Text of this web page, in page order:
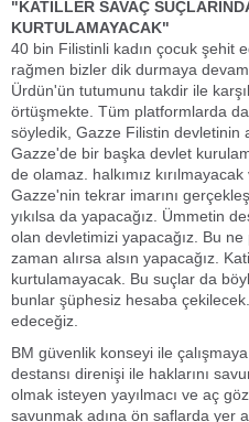
"KATİLLER SAVAÇ
KURTULAMAYACAK"
40 bin Filistinli kadın çocuk şehit
rağmen bizler dik durmaya
Ürdün'ün tutumunu takdir ile
örtüşmekte. Tüm platformlarda
söyledik, Gazze Filistin devletinin
Gazze'de bir başka devlet
de olamaz. halkımız
Gazze'nin tekrar imarını
yıkılsa da yapacağız. Ümmetin
olan devletimizi yapacağız. Bu
zaman alırsa alsın yapacağız.
kurtulamayacak. Bu suçlar da
bunlar şüphesiz hesaba
edeceğiz.
BM güvenlik konseyi ile
destansı direnişi ile haklarını
olmak isteyen yayılmacı ve aç
savunmak adına ön saflarda yer